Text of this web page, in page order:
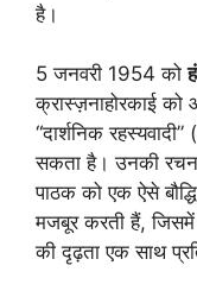
है।
5 जनवरी 1954 को
क्रास्ज़नाहोरकाई को
“दार्शनिक
सकता है। उनकी
पाठक को एक ऐसे
मजबूर करती हैं,
की दृढ़ता एक साथ